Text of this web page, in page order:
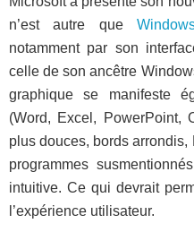
n’est autre que
notamment par son
celle de son ancêtre
graphique se manifeste
(Word, Excel, PowerPoint,
plus douces, bords
programmes
intuitive. Ce qui devrait
l’expérience utilisateur.